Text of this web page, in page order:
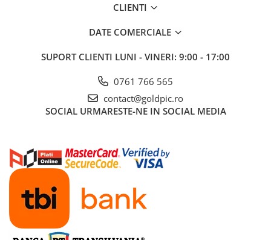
CLIENTI
DATE COMERCIALE
SUPORT CLIENTI LUNI - VINERI: 9:00 - 17:00
0761 766 565
contact@goldpic.ro
SOCIAL URMARESTE-NE IN SOCIAL MEDIA